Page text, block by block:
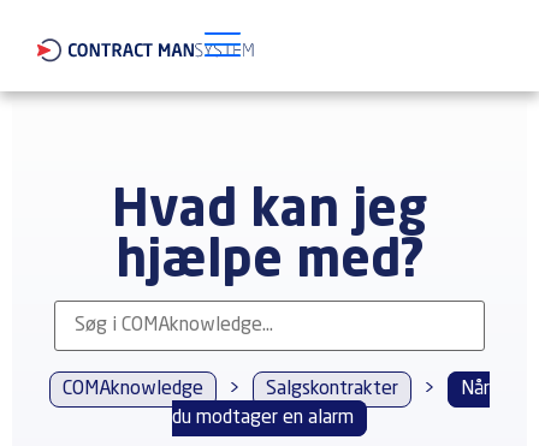
Hvad kan jeg
hjælpe med?
COMAknowledge > Salgskontrakter >
Når
du modtager en alarm